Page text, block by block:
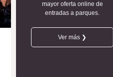
mayor oferta online de
entradas a parques.
Ver más ❯